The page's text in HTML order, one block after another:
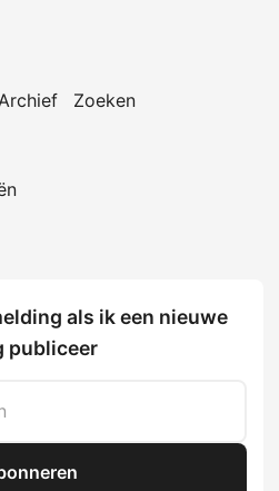
Zoeken
als ik een nieuwe
publiceer